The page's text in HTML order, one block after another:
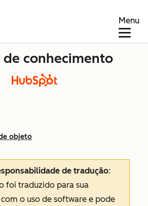
Menu
de conhecimento
objeto
de tradução:
foi traduzido para sua
o uso de software e pode